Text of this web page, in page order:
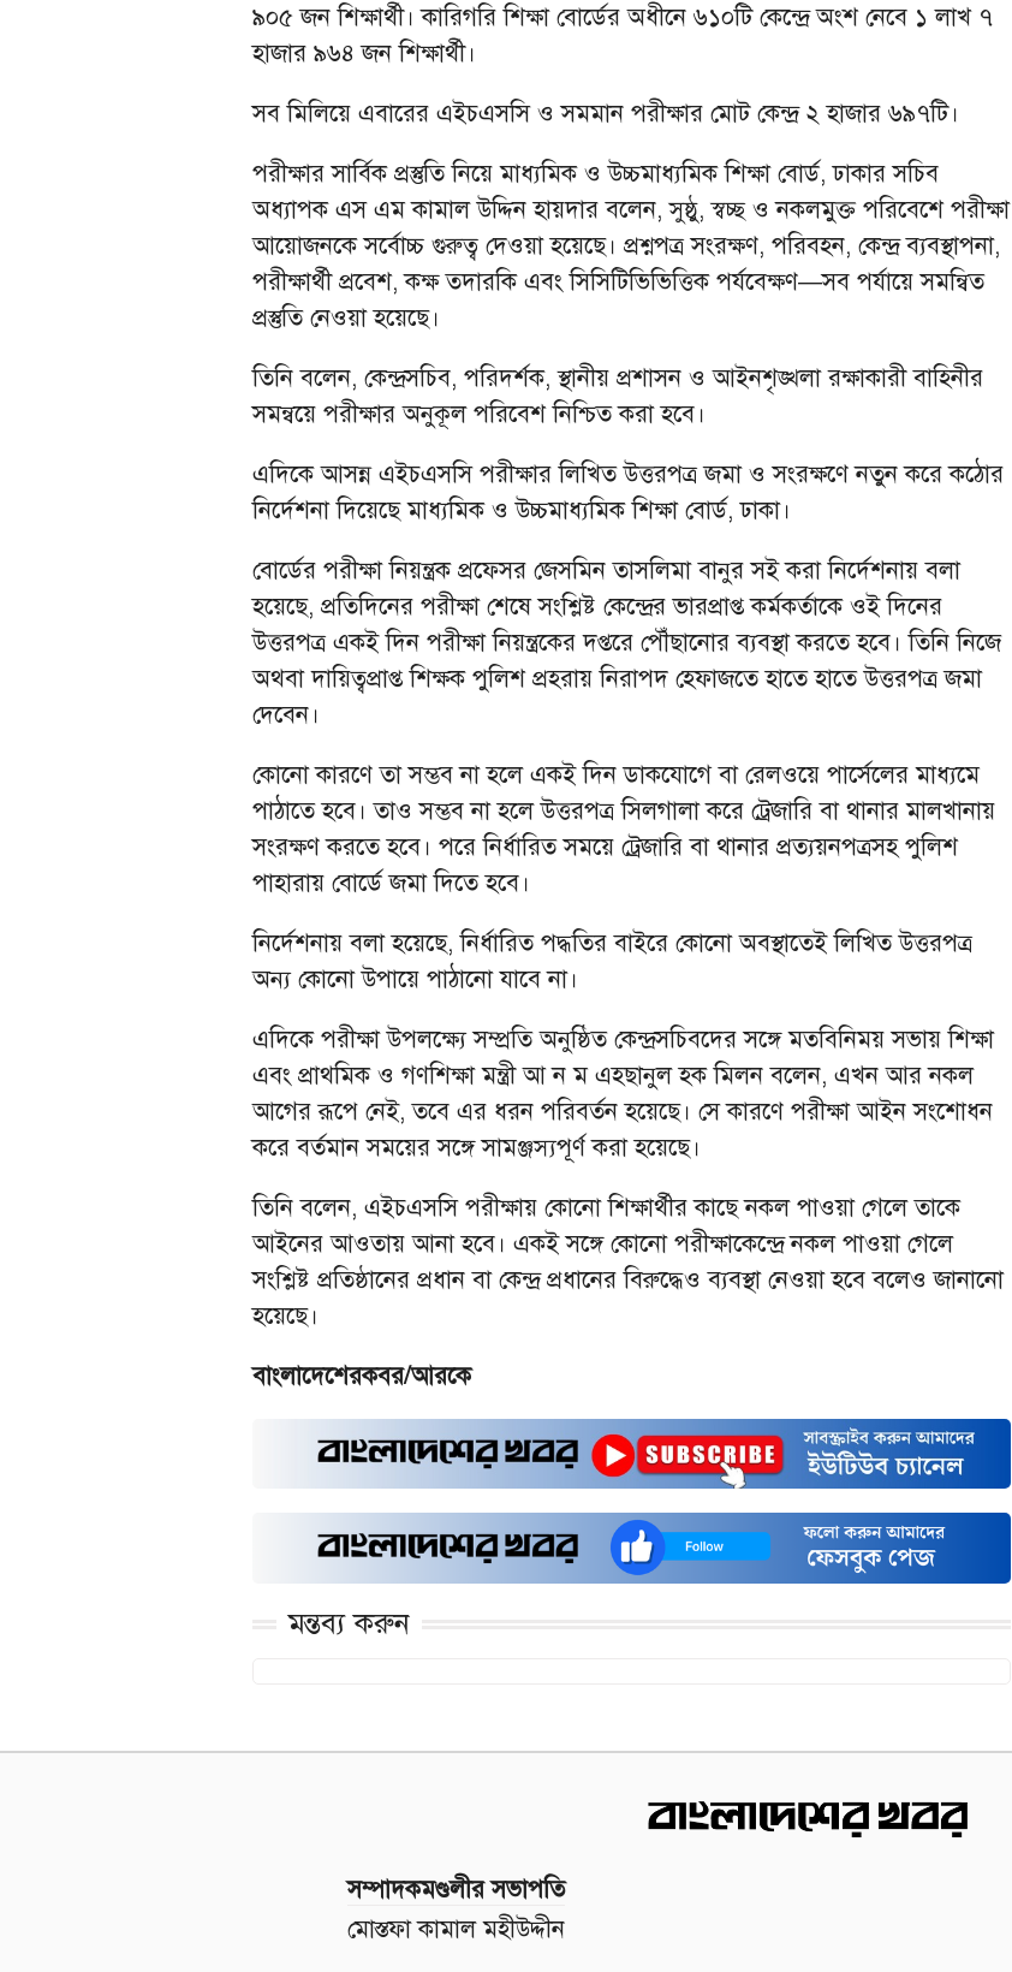
৯০৫ জন শিক্ষার্থী। কারিগরি শিক্ষা বোর্ডের অধীনে ৬১০টি কেন্দ্রে অংশ নেবে ১ লাখ ৭
হাজার ৯৬৪ জন শিক্ষার্থী।
সব মিলিয়ে এবারের এইচএসসি ও সমমান পরীক্ষার মোট কেন্দ্র ২ হাজার ৬৯৭টি।
পরীক্ষার সার্বিক প্রস্তুতি নিয়ে মাধ্যমিক ও উচ্চমাধ্যমিক শিক্ষা বোর্ড, ঢাকার সচিব
অধ্যাপক এস এম কামাল উদ্দিন হায়দার বলেন, সুষ্ঠু, স্বচ্ছ ও নকলমুক্ত পরিবেশে পরীক্ষা
আয়োজনকে সর্বোচ্চ গুরুত্ব দেওয়া হয়েছে। প্রশ্নপত্র সংরক্ষণ, পরিবহন, কেন্দ্র ব্যবস্থাপনা,
পরীক্ষার্থী প্রবেশ, কক্ষ তদারকি এবং সিসিটিভিভিত্তিক পর্যবেক্ষণ—সব পর্যায়ে সমন্বিত
প্রস্তুতি নেওয়া হয়েছে।
তিনি বলেন, কেন্দ্রসচিব, পরিদর্শক, স্থানীয় প্রশাসন ও আইনশৃঙ্খলা রক্ষাকারী বাহিনীর
সমন্বয়ে পরীক্ষার অনুকূল পরিবেশ নিশ্চিত করা হবে।
এদিকে আসন্ন এইচএসসি পরীক্ষার লিখিত উত্তরপত্র জমা ও সংরক্ষণে নতুন করে কঠোর
নির্দেশনা দিয়েছে মাধ্যমিক ও উচ্চমাধ্যমিক শিক্ষা বোর্ড, ঢাকা।
বোর্ডের পরীক্ষা নিয়ন্ত্রক প্রফেসর জেসমিন তাসলিমা বানুর সই করা নির্দেশনায় বলা
হয়েছে, প্রতিদিনের পরীক্ষা শেষে সংশ্লিষ্ট কেন্দ্রের ভারপ্রাপ্ত কর্মকর্তাকে ওই দিনের
উত্তরপত্র একই দিন পরীক্ষা নিয়ন্ত্রকের দপ্তরে পৌঁছানোর ব্যবস্থা করতে হবে। তিনি নিজে
অথবা দায়িত্বপ্রাপ্ত শিক্ষক পুলিশ প্রহরায় নিরাপদ হেফাজতে হাতে হাতে উত্তরপত্র জমা
দেবেন।
কোনো কারণে তা সম্ভব না হলে একই দিন ডাকযোগে বা রেলওয়ে পার্সেলের মাধ্যমে
পাঠাতে হবে। তাও সম্ভব না হলে উত্তরপত্র সিলগালা করে ট্রেজারি বা থানার মালখানায়
সংরক্ষণ করতে হবে। পরে নির্ধারিত সময়ে ট্রেজারি বা থানার প্রত্যয়নপত্রসহ পুলিশ
পাহারায় বোর্ডে জমা দিতে হবে।
নির্দেশনায় বলা হয়েছে, নির্ধারিত পদ্ধতির বাইরে কোনো অবস্থাতেই লিখিত উত্তরপত্র
অন্য কোনো উপায়ে পাঠানো যাবে না।
এদিকে পরীক্ষা উপলক্ষ্যে সম্প্রতি অনুষ্ঠিত কেন্দ্রসচিবদের সঙ্গে মতবিনিময় সভায় শিক্ষা
এবং প্রাথমিক ও গণশিক্ষা মন্ত্রী আ ন ম এহছানুল হক মিলন বলেন, এখন আর নকল
আগের রূপে নেই, তবে এর ধরন পরিবর্তন হয়েছে। সে কারণে পরীক্ষা আইন সংশোধন
করে বর্তমান সময়ের সঙ্গে সামঞ্জস্যপূর্ণ করা হয়েছে।
তিনি বলেন, এইচএসসি পরীক্ষায় কোনো শিক্ষার্থীর কাছে নকল পাওয়া গেলে তাকে
আইনের আওতায় আনা হবে। একই সঙ্গে কোনো পরীক্ষাকেন্দ্রে নকল পাওয়া গেলে
সংশ্লিষ্ট প্রতিষ্ঠানের প্রধান বা কেন্দ্র প্রধানের বিরুদ্ধেও ব্যবস্থা নেওয়া হবে বলেও জানানো
হয়েছে।
বাংলাদেশেরকবর/আরকে
মন্তব্য করুন
সম্পাদকমণ্ডলীর সভাপতি
মোস্তফা কামাল মহীউদ্দীন